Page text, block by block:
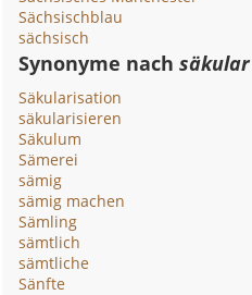
Sächsischblau
sächsisch
Synonyme nachsäkular
Säkularisation
säkularisieren
Säkulum
Sämerei
sämig
sämig machen
Sämling
sämtlich
sämtliche
Sänfte